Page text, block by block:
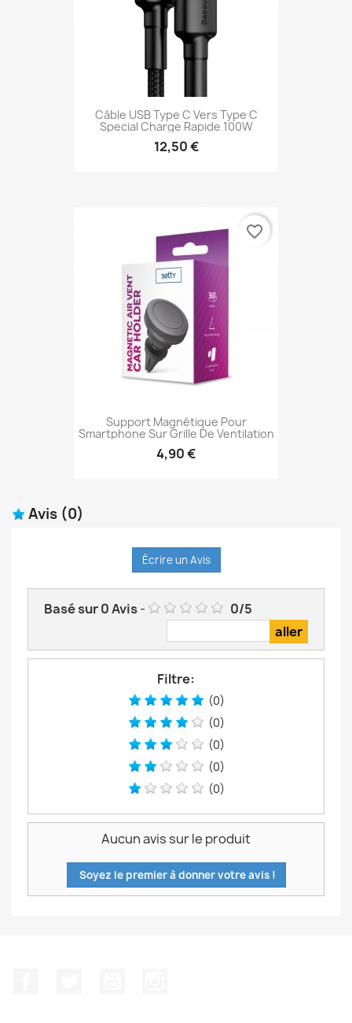
Câble USB Type C Vers Type C
Special Charge Rapide 100W
12,50 €
Support Magnétique Pour
Smartphone Sur Grille De Ventilation
4,90 €
favorite_border
Avis (0)
Écrire un Avis
Basé sur0Avis- 0/5
Filtre:
(0)
(0)
(0)
(0)
(0)
Aucun avis sur le produit
Soyez le premier à donner votre avis !